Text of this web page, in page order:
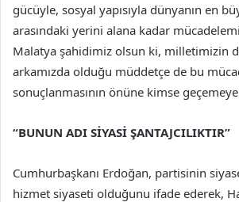
gücüyle, sosyal yapısıyla dünyanın en
arasındaki yerini alana kadar
Malatya şahidimiz olsun ki, milletimizin
arkamızda olduğu müddetçe de bu
sonuçlanmasının önüne kimse
“BUNUN ADI SİYASİ ŞANTAJCILIKTIR”
Cumhurbaşkanı Erdoğan, partisinin
hizmet siyaseti olduğunu ifade ederek,